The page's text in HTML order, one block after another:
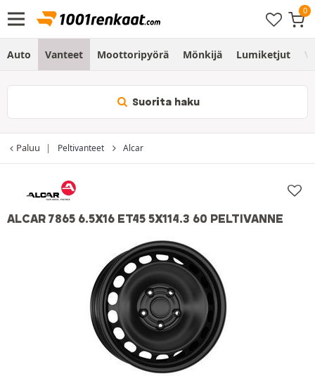
Auto Vanteet Moottoripyörä Mönkijä Lumiketjut
Suorita haku
Paluu Peltivanteet Alcar
ALCAR 7865 6.5X16 ET45 5X114.3 60 PELTIVANNE